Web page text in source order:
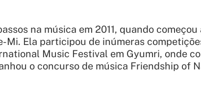
na música em 2011, quando
Mi. Ela participou de inúmeras
Music Festival em Gyumri, onde
o concurso de música Friendship of